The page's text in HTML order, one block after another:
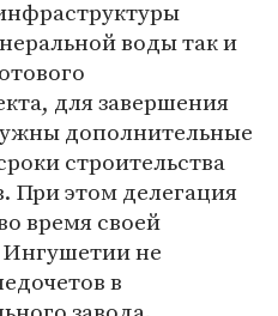
воды так и
для завершения
дополнительные
строительства
При этом делегация
время своей
Ингушетии не
в